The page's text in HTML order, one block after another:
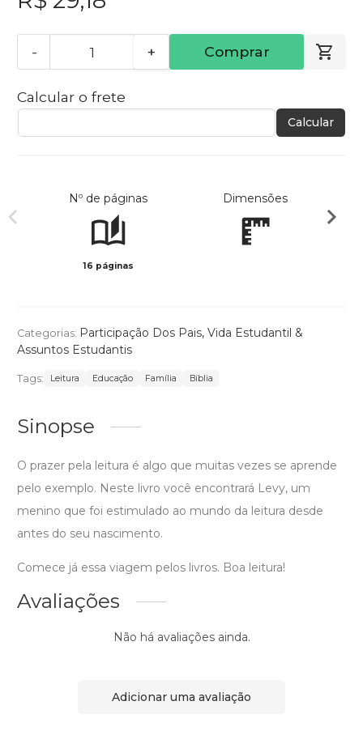
- + Comprar
Calcular o frete
Calcular
Nº de páginas
16 páginas
Dimensões
Categorias: Participação Dos Pais, Vida Estudantil &
Assuntos Estudantis
Tags: Leitura Educação Família Bíblia
Sinopse
O prazer pela leitura é algo que muitas vezes se aprende
pelo exemplo. Neste livro você encontrará Levy, um
menino que foi estimulado ao mundo da leitura desde
antes do seu nascimento.
Comece já essa viagem pelos livros. Boa leitura!
Avaliações
Não há avaliações ainda.
Adicionar uma avaliação